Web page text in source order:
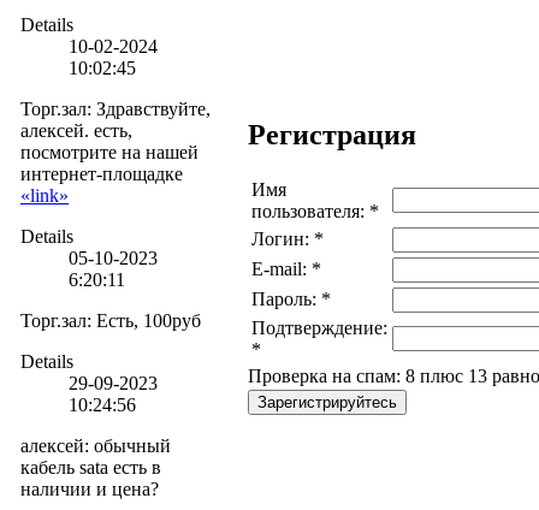
Details
10-02-2024
10:02:45
Торг.зал: Здравствуйте,
алексей. есть,
посмотрите на нашей
интернет-площадке
«link»
Details
05-10-2023
6:20:11
Торг.зал: Есть, 100руб
Details
29-09-2023
10:24:56
алексей: обычный
кабель sata есть в
наличии и цена?
Регистрация
Имя
пользователя: *
Логин: *
E-mail: *
Пароль: *
Подтверждение:
*
Проверка на спам: 8 плюс 13
Зарегистрируйтесь